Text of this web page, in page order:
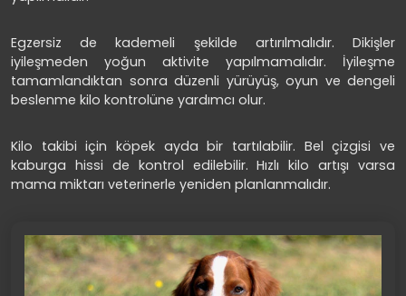
Egzersiz de kademeli şekilde artırılmalıdır. Dikişler
iyileşmeden yoğun aktivite yapılmamalıdır. İyileşme
tamamlandıktan sonra düzenli yürüyüş, oyun ve dengeli
beslenme kilo kontrolüne yardımcı olur.
Kilo takibi için köpek ayda bir tartılabilir. Bel çizgisi ve
kaburga hissi de kontrol edilebilir. Hızlı kilo artışı varsa
mama miktarı veterinerle yeniden planlanmalıdır.